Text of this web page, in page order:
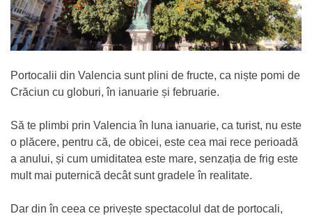
Portocalii din Valencia sunt plini de fructe, ca niște pomi de
Crăciun cu globuri, în ianuarie și februarie.
Să te plimbi prin Valencia în luna ianuarie, ca turist, nu este
o plăcere, pentru că, de obicei, este cea mai rece perioadă
a anului, și cum umiditatea este mare, senzația de frig este
mult mai puternică decât sunt gradele în realitate.
Dar din în ceea ce privește spectacolul dat de portocali,